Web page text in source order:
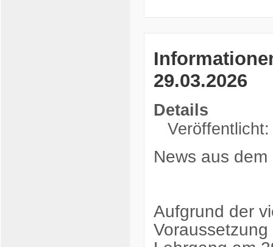
29.03.2026
Details
News aus
Aufgrund der